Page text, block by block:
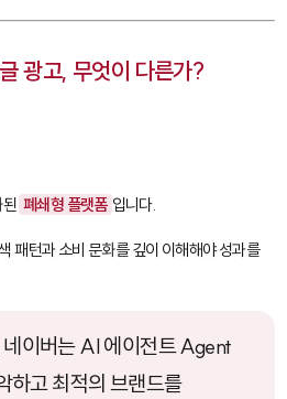
광고, 무엇이 다른가?
폐쇄형 플랫폼 입니다.
패턴과 소비 문화를 깊이 이해해야 성과를
이버는 AI 에이전트Agent
하고 최적의 브랜드를